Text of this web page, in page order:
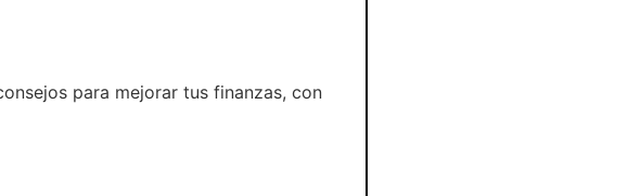
para mejorar tus finanzas, con